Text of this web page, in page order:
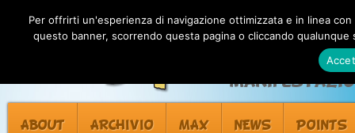
ABOUT ARCHIVIO MAX NEWS POINTS
Per offrirti un'esperienza di navigazione ottimizzata e in linea
questo banner, scorrendo questa pagina o cliccando